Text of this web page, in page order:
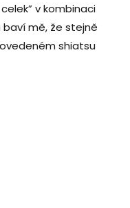
v kombinaci
mě, že stejně
shiatsu